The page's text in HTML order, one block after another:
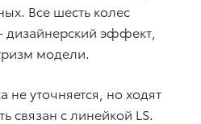
Все шесть колес
дизайнерский эффект,
модели.
не уточняется, но ходят
связан с линейкой LS.